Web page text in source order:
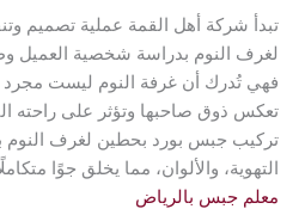
تبدأ شركة أهل القمة عملية تصميم
لغرف النوم بدراسة شخصية العميل
فهي تُدرك أن غرفة النوم ليست
تعكس ذوق صاحبها وتؤثر على راحته
تركيب جبس بورد بحطين لغرف النوم
التهوية، والألوان، مما يخلق جوًا
معلم جبس بالرياض